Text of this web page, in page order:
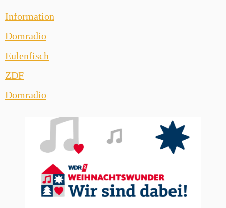
Information
Domradio
Eulenfisch
ZDF
Domradio